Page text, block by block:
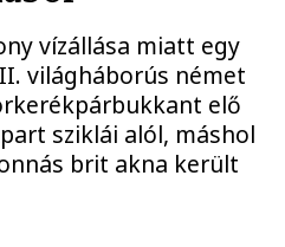
vízállása miatt egy
világháborús német
elő
sziklái alól, máshol
brit akna került